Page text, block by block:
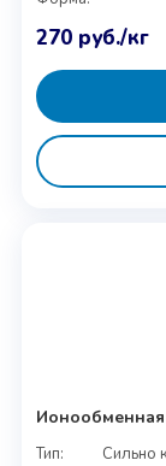
270 руб./кг
Тип:
Сильно